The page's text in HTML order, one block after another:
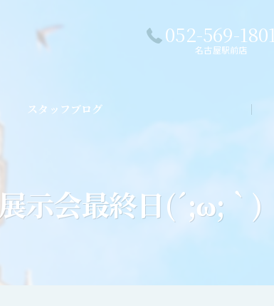
052-569-1801
名古屋駅前店
スタッフブログ
展示会最終日(´;ω;｀)